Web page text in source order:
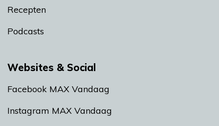
Recepten
Podcasts
Websites & Social
Facebook MAX Vandaag
Instagram MAX Vandaag